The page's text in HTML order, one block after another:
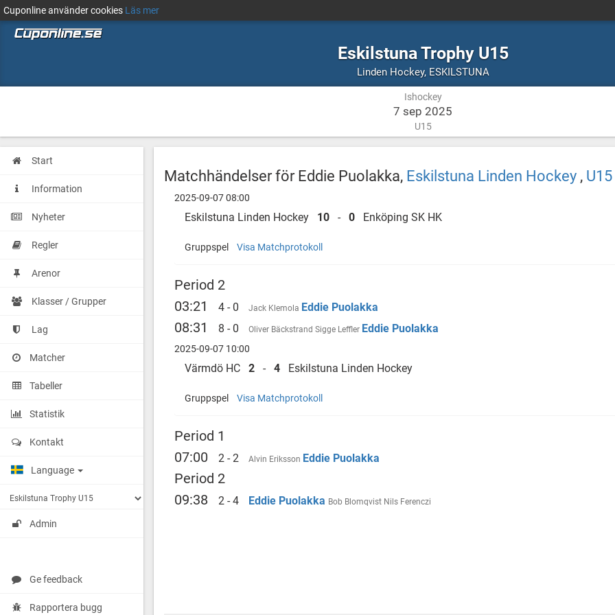
Cuponline använder cookies Läs mer
Eskilstuna Trophy U15
Linden Hockey, Ishockey
ESKILSTUNAESKILSTUNA
Ishockey
7 sep 2025
U15
Start
Information
Nyheter
Regler
Arenor
Klasser / Grupper
Lag
Matcher
Tabeller
Statistik
Kontakt
Language
Admin
Ge feedback
Rapportera bugg
Matchhändelser för Eddie Puolakka, Eskilstuna Linden Hockey , U15
2025-09-07 08:00
Eskilstuna Linden Hockey 10 - 0 Enköping SK HK
Gruppspel Visa Matchprotokoll
Period 2
03:21
4 - 0 Jack Klemola Eddie Puolakka
08:31 8 - 0 Oliver Bäckstrand Sigge Leffler Eddie Puolakka
2025-09-07 10:00
Värmdö HC 2 - 4 Eskilstuna Linden Hockey
Gruppspel Visa Matchprotokoll
Period 1
07:00
2 - 2 Alvin Eriksson Eddie Puolakka
Period 2
09:38
2 - 4 Eddie Puolakka Bob Blomqvist Nils Ferenczi